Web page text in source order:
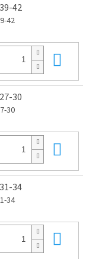
42
42
30
30
34
34